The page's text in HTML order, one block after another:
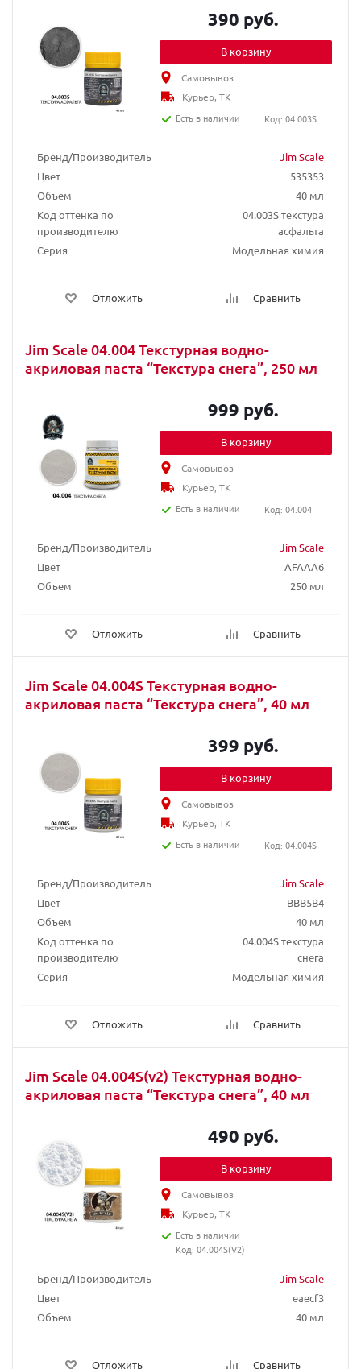
Бренд/Производитель
Jim Scale
Цвет
535353
Объем
40 мл
Код оттенка по
производителю
04.003S текстура
асфальта
Серия
Модельная химия
Отложить Сравнить
390 руб.
В корзину
Самовывоз
Курьер, ТК
Есть в наличии
Код: 04.003S
Jim Scale 04.004 Текстурная водно-
акриловая паста “Текстура снега”, 250 мл
Бренд/Производитель
Jim Scale
Цвет
AFAAA6
Объем
250 мл
Отложить Сравнить
999 руб.
В корзину
Самовывоз
Курьер, ТК
Есть в наличии
Код: 04.004
Jim Scale 04.004S Текстурная водно-
акриловая паста “Текстура снега”, 40 мл
Бренд/Производитель
Jim Scale
Цвет
BBB5B4
Объем
40 мл
Код оттенка по
производителю
04.004S текстура
снега
Серия
Модельная химия
Отложить Сравнить
399 руб.
В корзину
Самовывоз
Курьер, ТК
Есть в наличии
Код: 04.004S
Jim Scale 04.004S(v2) Текстурная водно-
акриловая паста “Текстура снега”, 40 мл
Бренд/Производитель
Jim Scale
Цвет
eaecf3
Объем
40 мл
Отложить Сравнить
490 руб.
В корзину
Самовывоз
Курьер, ТК
Есть в наличии
Код: 04.004S(V2)